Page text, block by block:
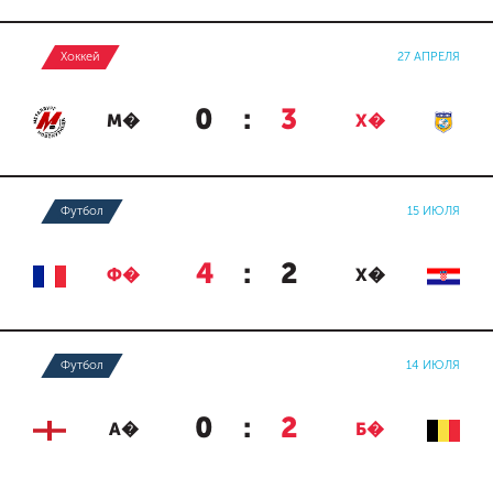
Хоккей 27 АПРЕЛЯ
М� 0 : 3 Х�
Футбол 15 ИЮЛЯ
Ф� 4 : 2 Х�
Футбол 14 ИЮЛЯ
А� 0 : 2 Б�